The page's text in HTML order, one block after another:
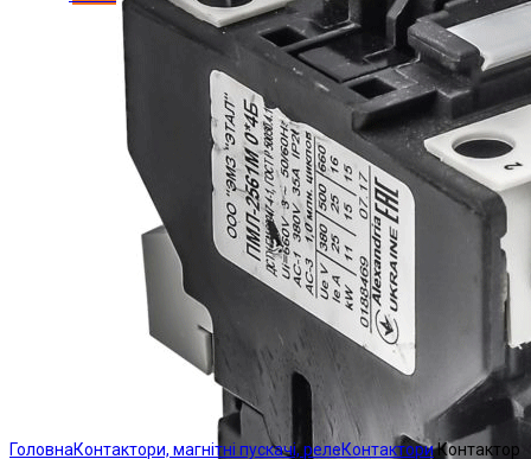
ГоловнаКонтактори, магнітні пускачі, релеКонтакториКонтактор